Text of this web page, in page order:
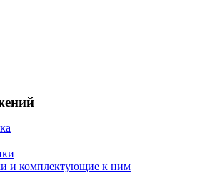
и комплектующие к ним